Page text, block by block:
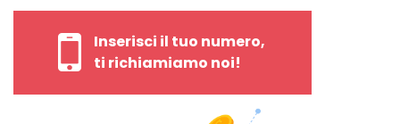
Inserisci il tuo numero,
ti richiamiamo noi!